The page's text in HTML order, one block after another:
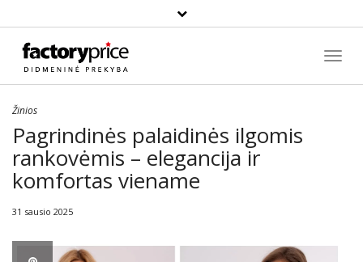
Paieška
Žinios
Pagrindinės palaidinės ilgomis
rankovėmis – elegancija ir
komfortas viename
31 sausio 2025